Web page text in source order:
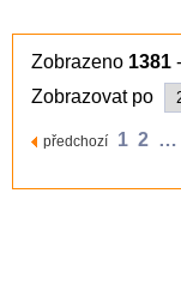
Zobrazeno 1381 -
Zobrazovat po
předchozí 1 2 …